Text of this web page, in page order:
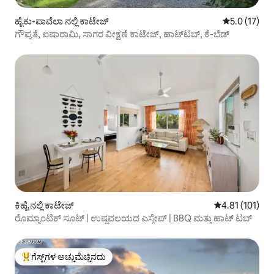
ಹೈಕು-ಪಾವೆಲಾ ನಲ್ಲಿ ಕಾಟೇಜ್ 5 ರಲ್ಲಿ 5.0
5.0 (17)
ಗೌಪ್ಯತೆ, ಐಷಾರಾಮಿ, ಸಾಗರ ವೀಕ್ಷಣೆ ಕಾಟೇಜ್, ಹಾಟ್‌ಟಬ್, ಕೆ-ಬೆಡ್
ಕಿಹೈ ನಲ್ಲಿ ಕಾಟೇಜ್ 5 ರಲ್ಲಿ 4.81
4.81 (101)
ರೊಮ್ಯಾಂಟಿಕ್ ಸೂಟ್ | ಉಷ್ಣವಲಯದ ಎಸ್ಕೇಪ್ | BBQ ಮತ್ತು ಹಾಟ್ ಟಬ್
ಗೆಸ್ಟ್‌ಗಳಿಗೆ ಅತಿ ಹೆಚ್ಚು ಅಚ್ಚುಮೆಚ್ಚಿನದು
ಗೆಸ್ಟ್‌ಗಳ ಅಚ್ಚುಮೆಚ್ಚಿನದು